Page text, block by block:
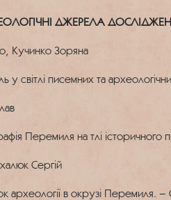
ДЖЕРЕЛА
Кучинко Зоряна
у світлі писемних та
Перемиля на тлі
Сергій
археології в окрузі Перемиля. –